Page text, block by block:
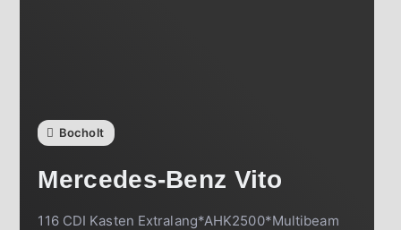
Bocholt
Mercedes-Benz Vito
116 CDI Kasten Extralang*AHK2500*Multibeam